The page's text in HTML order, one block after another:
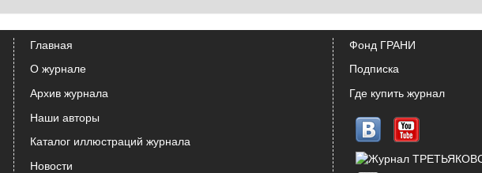
Главная
О журнале
Архив журнала
Наши авторы
Каталог иллюстраций журнала
Новости
Фонд ГРАНИ
Подписка
Где купить журнал